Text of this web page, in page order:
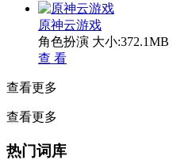
原神云游戏
角色扮演 大小:372.1MB
查 看
查看更多
查看更多
热门词库